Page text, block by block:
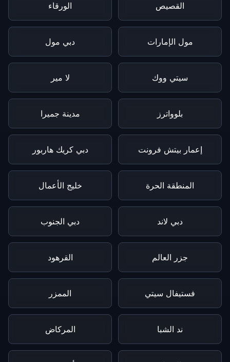
القصيص الورقاء
مول الإمارات دبي مول
سيتي ووك لا مير
بلوواترز مدينة جميرا
إعمار بيتش فرونت دبي كريك هاربور
المنطقة الحرة خليج الأعمال
دبي لاند دبي الجنوب
جزر العالم القرهود
فستيفال سيتي الممزر
ند الشبا المركاض